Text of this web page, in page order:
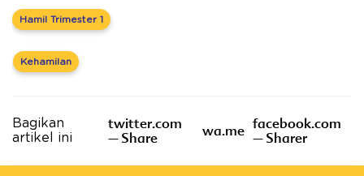
Hamil Trimester 1
Kehamilan
Bagikan
artikel ini
twitter.com
– Share
wa.me facebook.com
– Sharer